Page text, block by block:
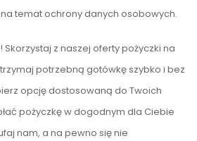
temat ochrony danych osobowych.
Skorzystaj z naszej oferty pożyczki na
potrzebną gotówkę szybko i bez
opcję dostosowaną do Twoich
pożyczkę w dogodnym dla Ciebie
nam, a na pewno się nie